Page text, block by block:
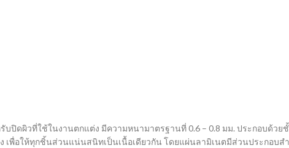
บปิดผิวที่ใช้ในงานตกแต่ง มีความหนามาตรฐานที่ 0.6 – 0.8 มม. ประกอบด้ว
พื่อให้ทุกชิ้นส่วนแน่นสนิทเป็นเนื้อเดียวกัน โดยแผ่นลามิเนตมีส่วนประกอบส